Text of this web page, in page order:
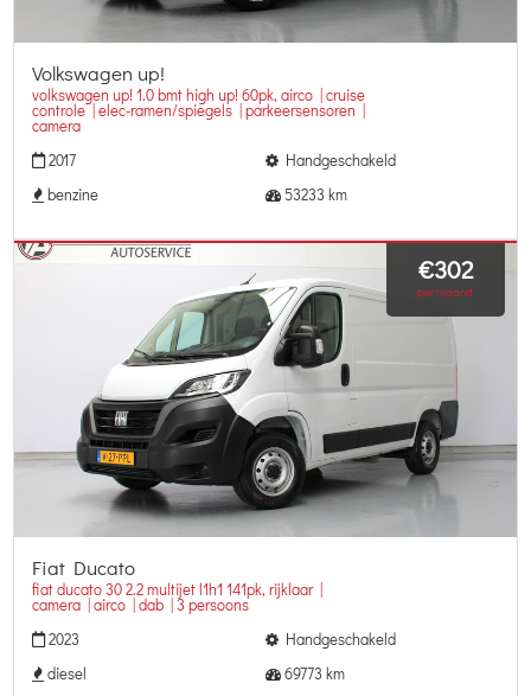
Volkswagen up!
volkswagen up! 1.0 bmt high up! 60pk, airco | cruise
controle | elec-ramen/spiegels | parkeersensoren |
camera
2017
Handgeschakeld
benzine
53233 km
€302
per maand
Fiat Ducato
fiat ducato 30 2.2 multijet l1h1 141pk, rijklaar |
camera | airco | dab | 3 persoons
2023
Handgeschakeld
diesel
69773 km